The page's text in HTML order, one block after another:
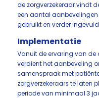
de zorgverzekeraar vindt
een aantal aanbevelingen
gebruikt en verder
Implementatie
Vanuit de ervaring van de
verdient het aanbeveling
samenspraak met
zorgverzekeraars te laten
periode van minimaal 3